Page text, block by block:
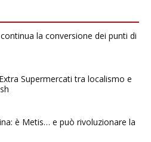
la conversione dei punti di
Supermercati tra localismo e
è Metis… e può rivoluzionare la